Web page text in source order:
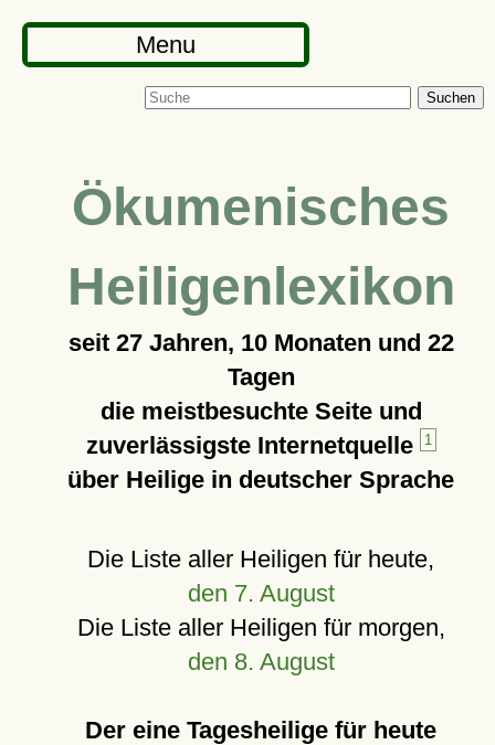
Menu
Suchen
Ökumenisches
Heiligenlexikon
seit 27 Jahren, 10 Monaten und 22
Tagen
die meistbesuchte Seite und
zuverlässigste Internetquelle
1
über Heilige in deutscher Sprache
Die Liste aller Heiligen für heute,
den 7. August
Die Liste aller Heiligen für morgen,
den 8. August
Der eine Tagesheilige für heute